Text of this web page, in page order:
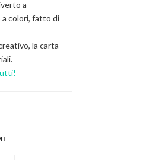
a
colori, fatto di
la carta